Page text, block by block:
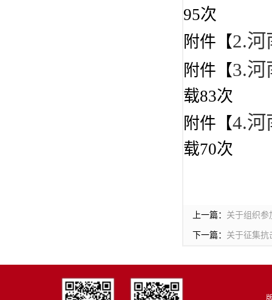
95次
附件【2.河
附件【3.河
载83次
附件【4.河
载70次
上一篇： 关于组织参
下一篇： 关于征集抗